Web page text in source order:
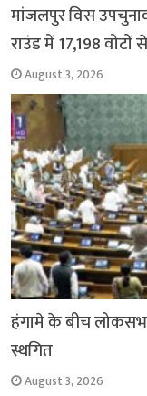
मांजलपुर विस
राउंड में 17,198
August 3, 2026
हंगामे के बीच
स्थगित
August 3, 2026